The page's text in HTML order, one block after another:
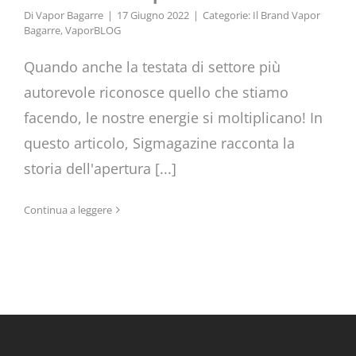
Di Vapor Bagarre | 17 Giugno 2022 | Categorie: Il Brand Vapor
Bagarre,VaporBLOG
Quando anche la testata di settore più
autorevole riconosce quello che stiamo
facendo, le nostre energie si moltiplicano! In
questo articolo, Sigmagazine racconta la
storia dell'apertura [...]
Continua a leggere